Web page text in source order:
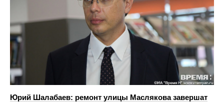
Юрий Шалабаев: ремонт улицы Маслякова завершат